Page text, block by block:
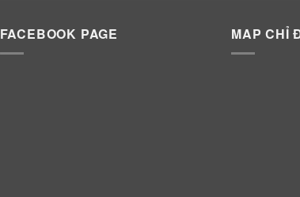
FACEBOOK PAGE MAP CHỈ